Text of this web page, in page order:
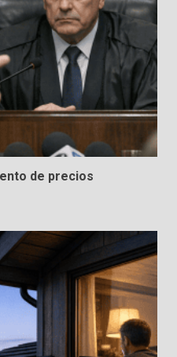
de precios